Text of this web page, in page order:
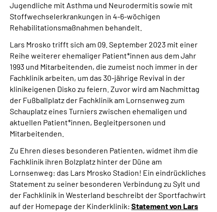
Jugendliche mit Asthma und Neurodermitis sowie mit
Stoffwechselerkrankungen in 4-6-wöchigen
Rehabilitationsmaßnahmen behandelt.
Lars Mrosko trifft sich am 09. September 2023 mit einer
Reihe weiterer ehemaliger Patient*innen aus dem Jahr
1993 und Mitarbeitenden, die zumeist noch immer in der
Fachklinik arbeiten, um das 30-jährige Revival in der
klinikeigenen Disko zu feiern. Zuvor wird am Nachmittag
der Fußballplatz der Fachklinik am Lornsenweg zum
Schauplatz eines Turniers zwischen ehemaligen und
aktuellen Patient*innen, Begleitpersonen und
Mitarbeitenden.
Zu Ehren dieses besonderen Patienten, widmet ihm die
Fachklinik ihren Bolzplatz hinter der Düne am
Lornsenweg: das Lars Mrosko Stadion! Ein eindrückliches
Statement zu seiner besonderen Verbindung zu Sylt und
der Fachklinik in Westerland beschreibt der Sportfachwirt
auf der Homepage der Kinderklinik: Statement von Lars